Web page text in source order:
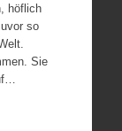
höflich
so
Sie